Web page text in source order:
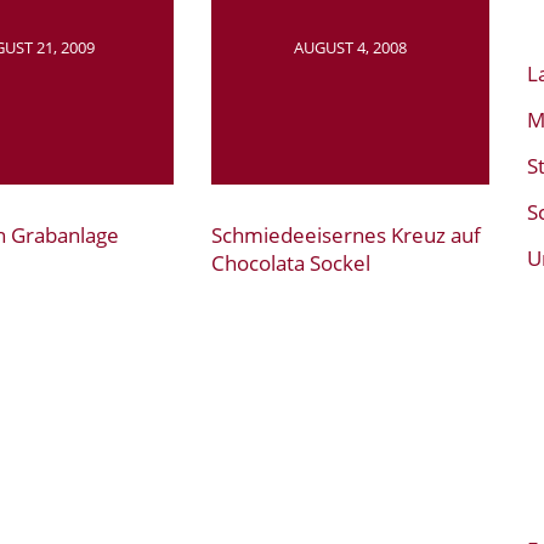
21, 2009
Grabanlage
AUGUST 4, 2008
Schmiedeeisernes Kreuz auf
Chocolata Sockel